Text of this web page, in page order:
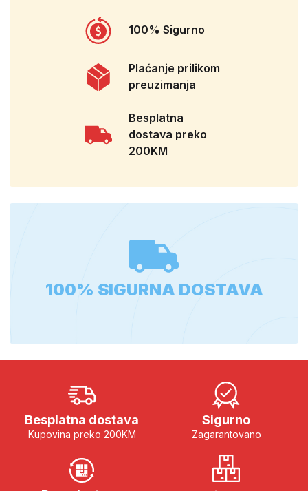
100% Sigurno
Plaćanje prilikom
preuzimanja
Besplatna
dostava preko
200KM
100% SIGURNA DOSTAVA
Besplatna dostava
Kupovina preko 200KM
Sigurno
Zagarantovano